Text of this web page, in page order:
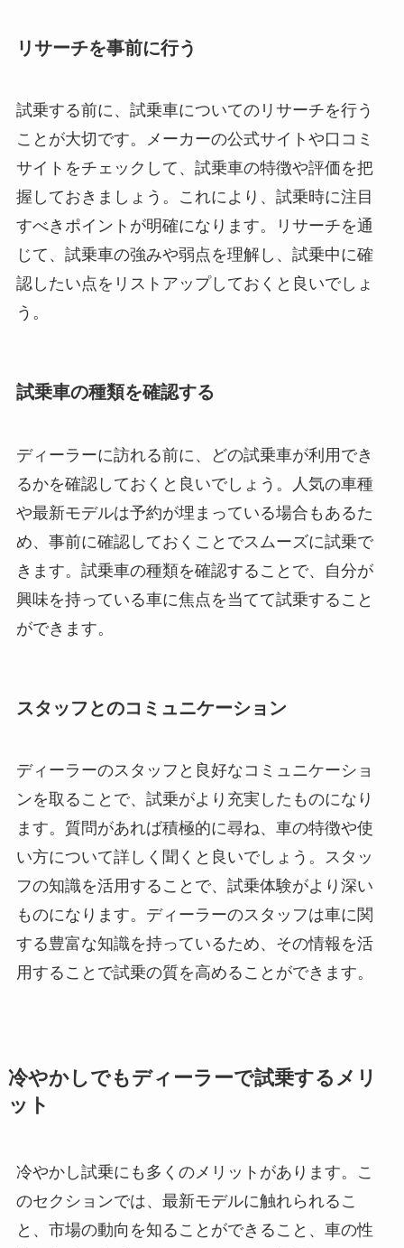
リサーチを事前に行う
試乗する前に、試乗車についてのリサーチを行う
ことが大切です。メーカーの公式サイトや口コミ
サイトをチェックして、試乗車の特徴や評価を把
握しておきましょう。これにより、試乗時に注目
すべきポイントが明確になります。リサーチを通
じて、試乗車の強みや弱点を理解し、試乗中に確
認したい点をリストアップしておくと良いでしょ
う。
試乗車の種類を確認する
ディーラーに訪れる前に、どの試乗車が利用でき
るかを確認しておくと良いでしょう。人気の車種
や最新モデルは予約が埋まっている場合もあるた
め、事前に確認しておくことでスムーズに試乗で
きます。試乗車の種類を確認することで、自分が
興味を持っている車に焦点を当てて試乗すること
ができます。
スタッフとのコミュニケーション
ディーラーのスタッフと良好なコミュニケーショ
ンを取ることで、試乗がより充実したものになり
ます。質問があれば積極的に尋ね、車の特徴や使
い方について詳しく聞くと良いでしょう。スタッ
フの知識を活用することで、試乗体験がより深い
ものになります。ディーラーのスタッフは車に関
する豊富な知識を持っているため、その情報を活
用することで試乗の質を高めることができます。
冷やかしでもディーラーで試乗するメリ
ット
冷やかし試乗にも多くのメリットがあります。こ
のセクションでは、最新モデルに触れられるこ
と、市場の動向を知ることができること、車の性